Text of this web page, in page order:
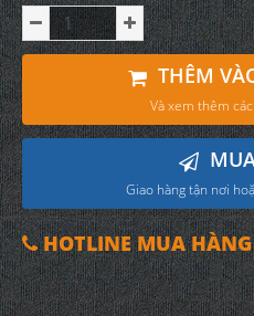
THÊM
Và xem thêm
Giao hàng tận nơi
HOTLINE MUA